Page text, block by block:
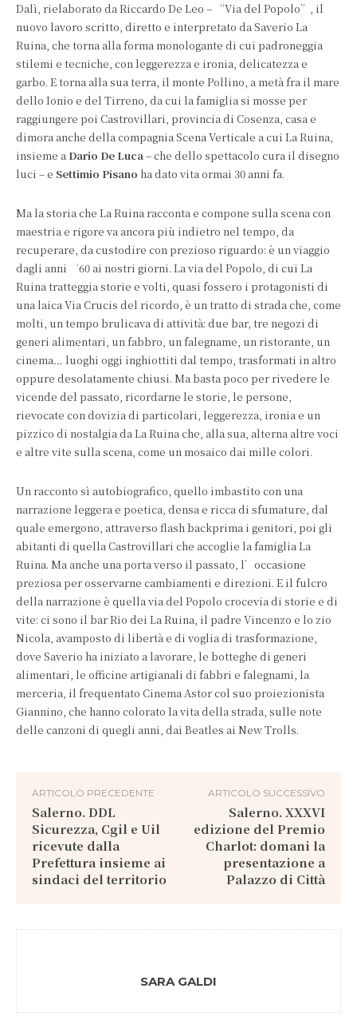
Dalì, rielaborato da Riccardo De Leo – “Via del Popolo”, il
nuovo lavoro scritto, diretto e interpretato da Saverio La
Ruina, che torna alla forma monologante di cui padroneggia
stilemi e tecniche, con leggerezza e ironia, delicatezza e
garbo. E torna alla sua terra, il monte Pollino, a metà fra il mare
dello Ionio e del Tirreno, da cui la famiglia si mosse per
raggiungere poi Castrovillari, provincia di Cosenza, casa e
dimora anche della compagnia Scena Verticale a cui La Ruina,
insieme a Dario De Luca– che dello spettacolo cura il disegno
luci – e Settimio Pisano ha dato vita ormai 30 anni fa.
Ma la storia che La Ruina racconta e compone sulla scena con
maestria e rigore va ancora più indietro nel tempo, da
recuperare, da custodire con prezioso riguardo: è un viaggio
dagli anni ‘60 ai nostri giorni. La via del Popolo, di cui La
Ruina tratteggia storie e volti, quasi fossero i protagonisti di
una laica Via Crucis del ricordo, è un tratto di strada che, come
molti, un tempo brulicava di attività: due bar, tre negozi di
generi alimentari, un fabbro, un falegname, un ristorante, un
cinema… luoghi oggi inghiottiti dal tempo, trasformati in altro
oppure desolatamente chiusi. Ma basta poco per rivedere le
vicende del passato, ricordarne le storie, le persone,
rievocate con dovizia di particolari, leggerezza, ironia e un
pizzico di nostalgia da La Ruina che, alla sua, alterna altre voci
e altre vite sulla scena, come un mosaico dai mille colori.
Un racconto sì autobiografico, quello imbastito con una
narrazione leggera e poetica, densa e ricca di sfumature, dal
quale emergono, attraverso flash backprima i genitori, poi gli
abitanti di quella Castrovillari che accoglie la famiglia La
Ruina. Ma anche una porta verso il passato, l’occasione
preziosa per osservarne cambiamenti e direzioni. E il fulcro
della narrazione è quella via del Popolo crocevia di storie e di
vite: ci sono il bar Rio dei La Ruina, il padre Vincenzo e lo zio
Nicola, avamposto di libertà e di voglia di trasformazione,
dove Saverio ha iniziato a lavorare, le botteghe di generi
alimentari, le officine artigianali di fabbri e falegnami, la
merceria, il frequentato Cinema Astor col suo proiezionista
Giannino, che hanno colorato la vita della strada, sulle note
delle canzoni di quegli anni, dai Beatles ai New Trolls.
ARTICOLO PRECEDENTE
Salerno. DDL
Sicurezza, Cgil e Uil
ricevute dalla
Prefettura insieme ai
sindaci del territorio
ARTICOLO SUCCESSIVO
Salerno. XXXVI
edizione del Premio
Charlot: domani la
presentazione a
Palazzo di Città
SARA GALDI